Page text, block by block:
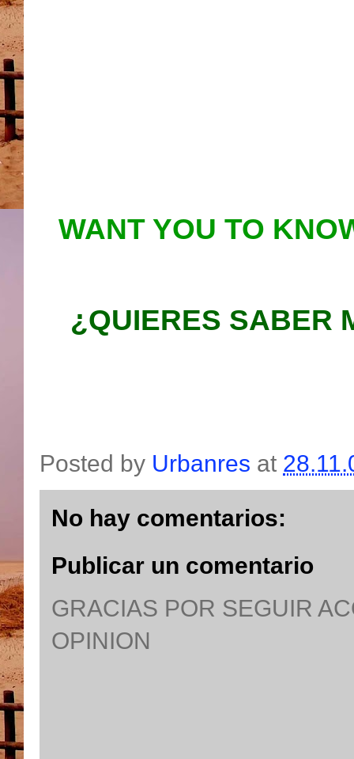
WANT YOU TO
¿QUIERES SABER
Posted by Urbanres at
No hay comentarios:
Publicar un comentario
GRACIAS POR SEGUIR
OPINION